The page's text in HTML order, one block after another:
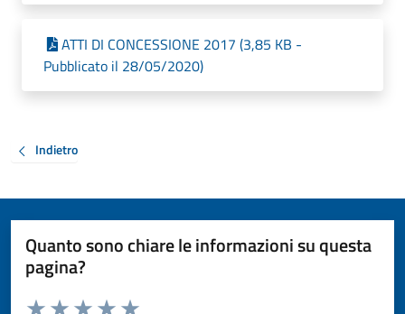
ATTI DI CONCESSIONE 2017 (3,85 KB -
Pubblicato il 28/05/2020)
Indietro
Quanto sono chiare le informazioni su questa
pagina?
Valuta da 1 a 5 stelle la pagina